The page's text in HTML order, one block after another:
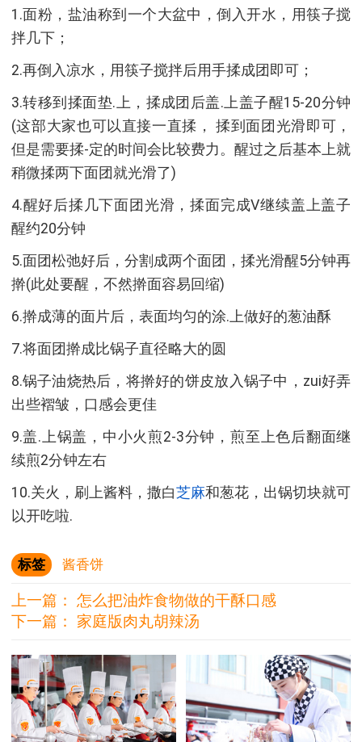
1.面粉，盐油称到一个大盆中，倒入开水，用筷子搅
拌几下；
2.再倒入凉水，用筷子搅拌后用手揉成团即可；
3.转移到揉面垫.上，揉成团后盖.上盖子醒15-20分钟
(这部大家也可以直接一直揉， 揉到面团光滑即可，
但是需要揉-定的时间会比较费力。醒过之后基本上就
稍微揉两下面团就光滑了)
4.醒好后揉几下面团光滑，揉面完成V继续盖上盖子
醒约20分钟
5.面团松弛好后，分割成两个面团，揉光滑醒5分钟再
擀(此处要醒，不然擀面容易回缩)
6.擀成薄的面片后，表面均匀的涂.上做好的葱油酥
7.将面团擀成比锅子直径略大的圆
8.锅子油烧热后，将擀好的饼皮放入锅子中，zui好弄
出些褶皱，口感会更佳
9.盖.上锅盖，中小火煎2-3分钟，煎至上色后翻面继
续煎2分钟左右
10.关火，刷上酱料，撒白芝麻和葱花，出锅切块就可
以开吃啦.
标签 酱香饼
上一篇： 怎么把油炸食物做的干酥口感
下一篇： 家庭版肉丸胡辣汤